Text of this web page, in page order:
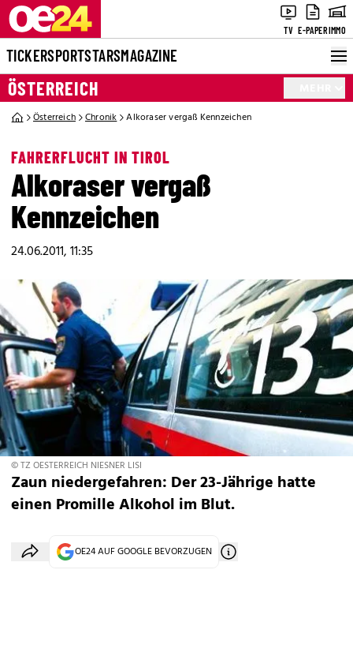
TV E-PAPERIMMO
TICKERSPORTSTARSMAGAZINE
ÖSTERREICH
Österreich Chronik Alkoraser vergaß Kennzeichen
FAHRERFLUCHT IN TIROL
Alkoraser vergaß
Kennzeichen
24.06.2011, 11:35
© TZ OESTERREICH NIESNER LISI
Zaun niedergefahren: Der 23-Jährige hatte
einen Promille Alkohol im Blut.
OE24 AUF GOOGLE BEVORZUGEN